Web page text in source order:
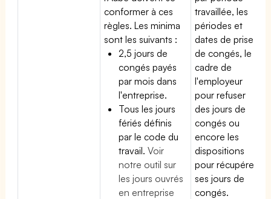
conformer à ces
règles. Les minima
sont les suivants :
2,5 jours de
congés payés
par mois dans
l'entreprise.
Tous les jours
fériés définis
par le code du
travail.Voir
notre outil sur
les jours ouvrés
en entreprise
travaillée, les
périodes et
dates de prise
de congés, le
cadre de
l'employeur
pour refuser
des jours de
congés ou
encore les
dispositions
pour récupérer
ses jours de
congés.